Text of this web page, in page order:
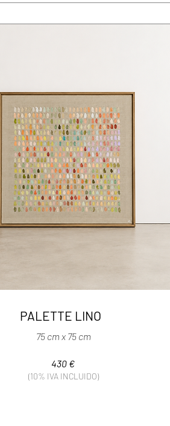
PALETTE LINO
75 cm x 75 cm
430 €
(10% IVA INCLUIDO)